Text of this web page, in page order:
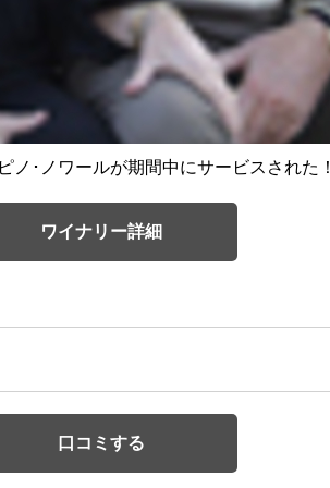
ノ･ノワールが期間中にサービスされた！
ワイナリー詳細
口コミする